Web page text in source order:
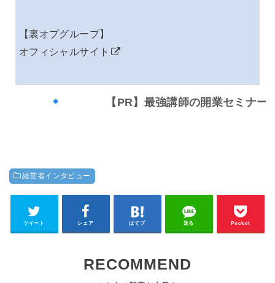
【裏オプグループ】
オフィシャルサイト
【PR】最強講師の開業セミナーはこちら
経営者インタビュー
ツイート シェア はてブ 送る Pocket
RECOMMEND